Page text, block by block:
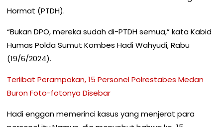
Hormat (PTDH).
“Bukan DPO, mereka sudah di-PTDH semua,” kata Kabid
Humas Polda Sumut Kombes Hadi Wahyudi, Rabu
(19/6/2024).
Terlibat Perampokan, 15 Personel Polrestabes Medan
Buron Foto-fotonya Disebar
Hadi enggan memerinci kasus yang menjerat para